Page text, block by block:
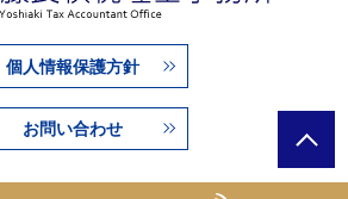
個人情報保護方針
お問い合わせ